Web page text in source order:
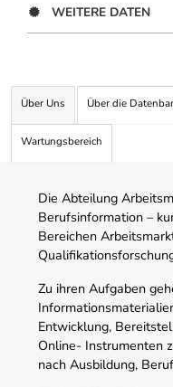
WEITERE DATEN
Über Uns Über die
Wartungsbereich
Die Abteilung
Berufsinformation –
Bereichen
Zu ihren Aufgaben
Entwicklung,
Online- Instrumenten
nach Ausbildung,